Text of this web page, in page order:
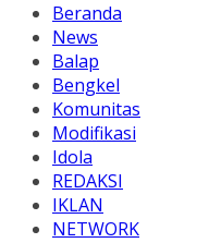
Beranda
News
Balap
Bengkel
Komunitas
Modifikasi
Idola
REDAKSI
IKLAN
NETWORK